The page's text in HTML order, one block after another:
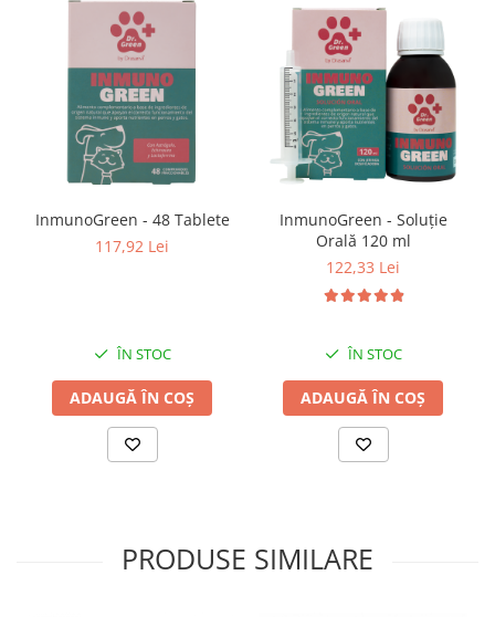
InmunoGreen - 48 Tablete
117,92 Lei
ÎN STOC
ADAUGĂ ÎN COȘ
InmunoGreen - Soluție
Orală 120 ml
122,33 Lei
ÎN STOC
ADAUGĂ ÎN COȘ
PRODUSE SIMILARE